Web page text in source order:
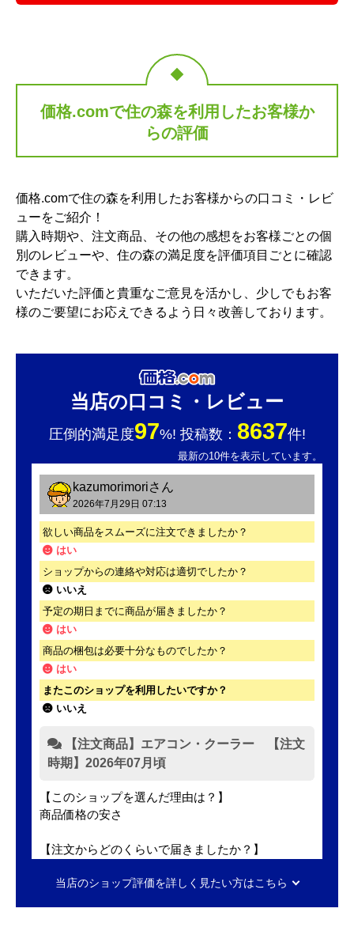
価格.comで住の森を利用したお客様か
らの評価
価格.comで住の森を利用したお客様からの口コミ・レビ
ューをご紹介！
購入時期や、注文商品、その他の感想をお客様ごとの個
別のレビューや、住の森の満足度を評価項目ごとに確認
できます。
いただいた評価と貴重なご意見を活かし、少しでもお客
様のご要望にお応えできるよう日々改善しております。
当店の口コミ・レビュー
圧倒的満足度97%! 投稿数： 8637件!
最新の10件を表示しています。
kazumorimoriさん
2026年7月29日 07:13
欲しい商品をスムーズに注文できましたか？
はい
ショップからの連絡や対応は適切でしたか？
いいえ
予定の期日までに商品が届きましたか？
はい
商品の梱包は必要十分なものでしたか？
はい
またこのショップを利用したいですか？
いいえ
【注文商品】エアコン・クーラー 【注文
時期】2026年07月頃
【このショップを選んだ理由は？】
商品価格の安さ
【注文からどのくらいで届きましたか？】
当店のショップ評価を詳しく見たい方はこちら